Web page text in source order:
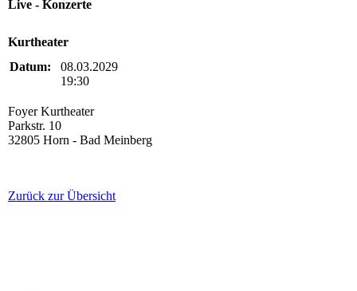
Live - Konzerte
Kurtheater
Datum:
08.03.2029
19:30
Foyer Kurtheater
Parkstr. 10
32805 Horn - Bad Meinberg
Zurück zur Übersicht